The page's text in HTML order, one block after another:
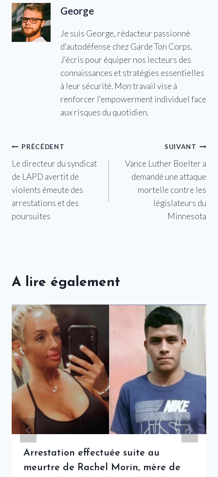
George
Je suis George, rédacteur passionné
d'autodéfense chez Garde Ton Corps.
J'écris pour équiper nos lecteurs des
connaissances et stratégies essentielles
à leur sécurité. Mon travail vise à
renforcer l'empowerment individuel face
aux risques du quotidien.
Navigation
de
l’article
PRÉCÉDENT
Le directeur du syndicat
de LAPD avertit de
violents émeute des
arrestations et des
poursuites
SUIVANT
Vance Luther Boelter a
demandé une attaque
mortelle contre les
législateurs du
Minnesota
A lire également
Arrestation effectuée suite au
meurtre de Rachel Morin, mère de